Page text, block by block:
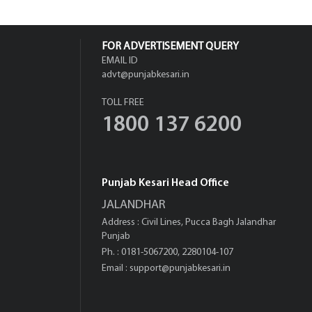
FOR ADVERTISEMENT QUERY
EMAIL ID
advt@punjabkesari.in
TOLL FREE
1800 137 6200
Punjab Kesari Head Office
JALANDHAR
Address : Civil Lines, Pucca Bagh Jalandhar
Punjab
Ph. : 0181-5067200, 2280104-107
Email : support@punjabkesari.in